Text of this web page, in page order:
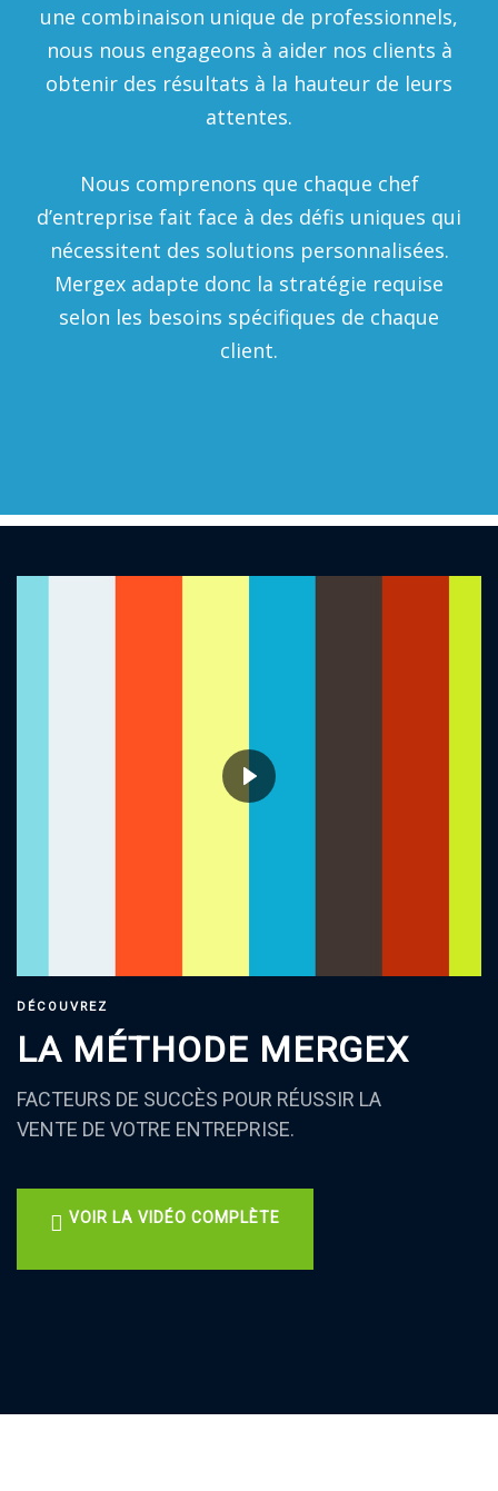
une combinaison unique de professionnels,
nous nous engageons à aider nos clients à
obtenir des résultats à la hauteur de leurs
attentes.
Nous comprenons que chaque chef
d’entreprise fait face à des défis uniques qui
nécessitent des solutions personnalisées.
Mergex adapte donc la stratégie requise
selon les besoins spécifiques de chaque
client.
DÉCOUVREZ
LA MÉTHODE MERGEX
FACTEURS DE SUCCÈS POUR RÉUSSIR LA
VENTE DE VOTRE ENTREPRISE.
VOIR LA VIDÉO COMPLÈTE